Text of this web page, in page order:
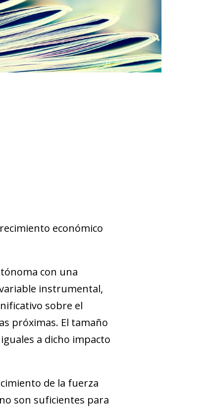
económico
con una
instrumental,
sobre el
próximas. El tamaño
a dicho impacto
de la fuerza
son suficientes para